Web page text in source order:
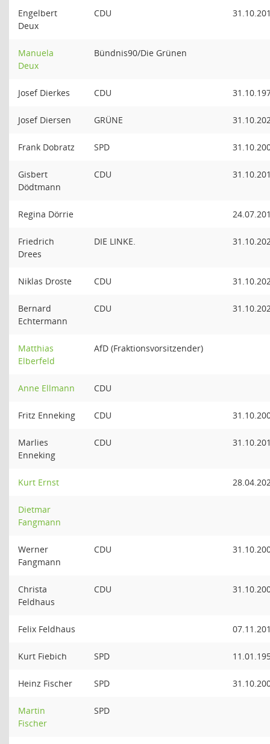
Engelbert
Deux
CDU
Manuela
Deux
Bündnis90/Die Grünen
Josef Dierkes CDU
Josef Diersen GRÜNE
Frank Dobratz SPD
Gisbert
Dödtmann
CDU
Regina Dörrie
Friedrich
Drees
DIE LINKE.
Niklas Droste CDU
Bernard
Echtermann
CDU
Matthias
Elberfeld
AfD (Fraktionsvorsitzender)
Anne Ellmann CDU
Fritz Enneking CDU
Marlies
Enneking
CDU
Kurt Ernst
Dietmar
Fangmann
Werner
Fangmann
CDU
Christa
Feldhaus
CDU
Felix Feldhaus
Kurt Fiebich SPD
Heinz Fischer SPD
Martin
Fischer
SPD